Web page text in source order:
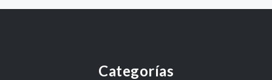
Categorías